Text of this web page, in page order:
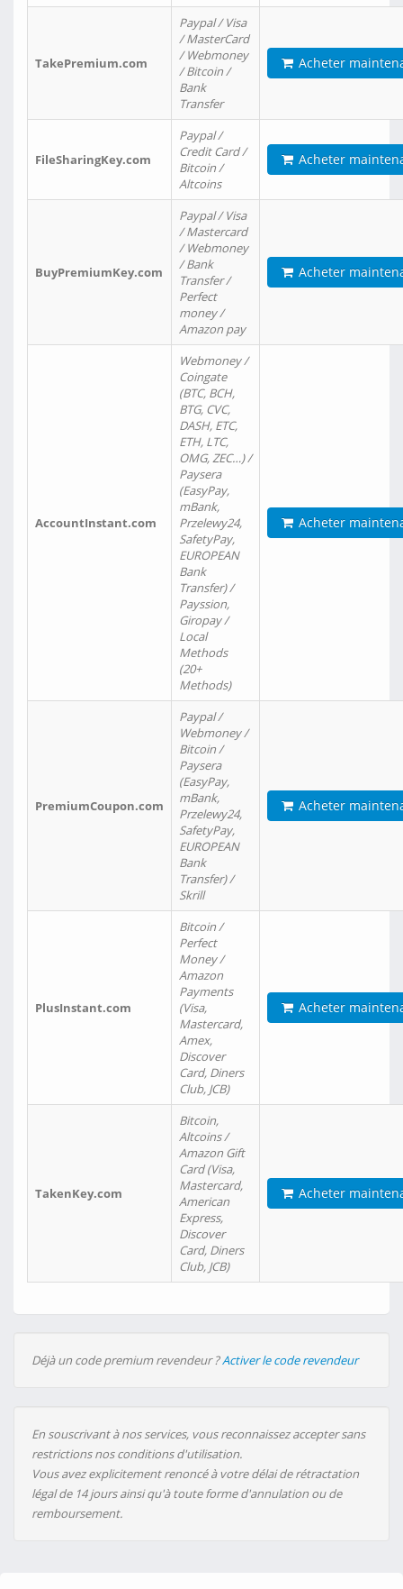
TakePremium.com
Paypal / Visa
/ MasterCard
/ Webmoney
/ Bitcoin /
Bank
Transfer
Acheter
FileSharingKey.com
Paypal /
Credit Card /
Bitcoin /
Altcoins
Acheter
BuyPremiumKey.com
Paypal / Visa
/ Mastercard
/ Webmoney
/ Bank
Transfer /
Perfect
money /
Amazon pay
Acheter
AccountInstant.com
Webmoney /
Coingate
(BTC, BCH,
BTG, CVC,
DASH, ETC,
ETH, LTC,
OMG, ZEC…) /
Paysera
(EasyPay,
mBank,
Przelewy24,
SafetyPay,
EUROPEAN
Bank
Transfer) /
Payssion,
Giropay /
Local
Methods
(20+
Methods)
Acheter
PremiumCoupon.com
Paypal /
Webmoney /
Bitcoin /
Paysera
(EasyPay,
mBank,
Przelewy24,
SafetyPay,
EUROPEAN
Bank
Transfer) /
Skrill
Acheter
PlusInstant.com
Bitcoin /
Perfect
Money /
Amazon
Payments
(Visa,
Mastercard,
Amex,
Discover
Card, Diners
Club, JCB)
Acheter
TakenKey.com
Bitcoin,
Altcoins /
Amazon Gift
Card (Visa,
Mastercard,
American
Express,
Discover
Card, Diners
Club, JCB)
Acheter
Déjà un code premium revendeur ?Activer le code revendeur
En souscrivant à nos services, vous reconnaissez accepter sans
restrictions nos conditions d'utilisation.
Vous avez explicitement renoncé à votre délai de rétractation
légal de 14 jours ainsi qu'à toute forme d'annulation ou de
remboursement.